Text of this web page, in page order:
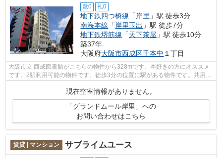
敷0 礼0
地下鉄四つ橋線 「 岸里 」駅 徒歩3分
南海本線 「 岸里玉出 」駅 徒歩7分
地下鉄堺筋線 「天下茶屋 」駅 徒歩10分
築37年
大阪府大阪市西成区千本中 １丁目
大阪市立 西成図書館がこちらの物件から328mです。本好きの方にオススメ
です。2駅利用可能の物件です。徒歩3分の位置に駅がある物件です。共用部
にはエレベータ・敷地内ごみ置き場など...
現在空室情報がありません。
「グランドムール岸里」への
お問い合わせはこちら
賃貸 | マンション サブライムユース